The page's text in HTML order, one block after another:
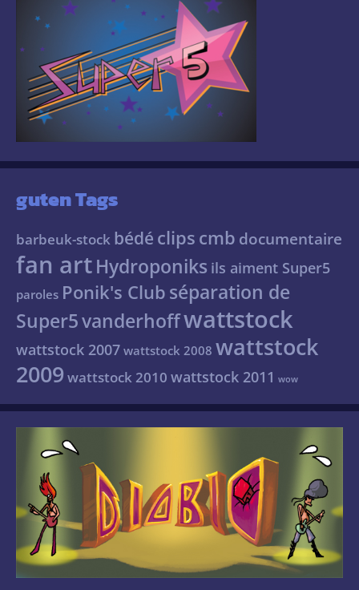
guten Tags
barbeuk-stock bédé clips cmb documentaire
fan artHydroponiks ils aiment Super5
paroles Ponik's Club séparation de
Super5vanderhoffwattstock
wattstock 2007 wattstock 2008 wattstock
2009 wattstock 2010 wattstock 2011 wow